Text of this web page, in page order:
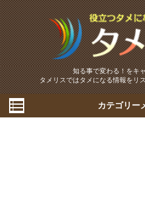
知る事で変わる！をキ
タメリスではタメになる情報をリ
カテゴリー